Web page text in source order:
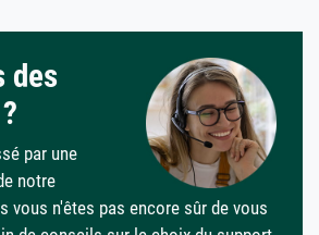
des
par une
notre
vous n'êtes pas encore sûr de vous